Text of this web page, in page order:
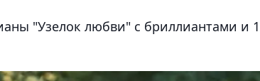
"Узелок любви" с бриллиантами и